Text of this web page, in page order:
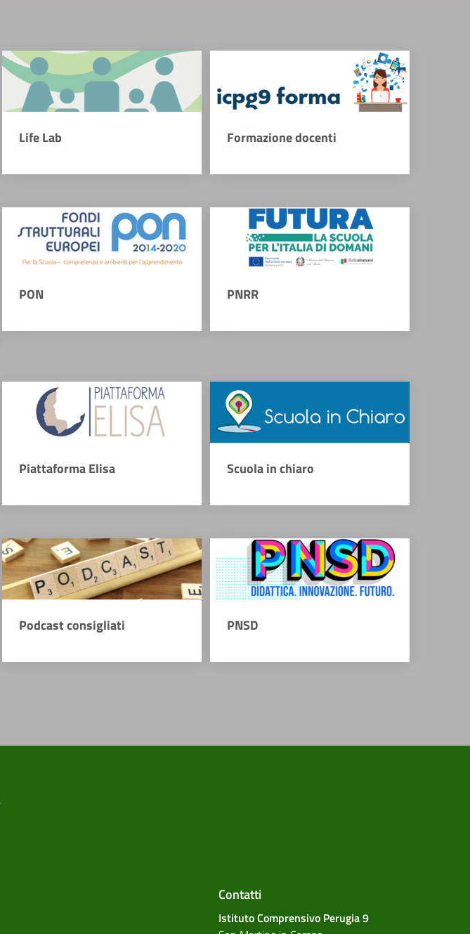
Life Lab Formazione docenti
PON PNRR
Piattaforma Elisa Scuola in chiaro
Podcast consigliati PNSD
Contatti
Istituto Comprensivo Perugia 9